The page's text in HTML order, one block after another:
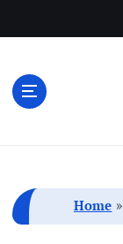
Home »